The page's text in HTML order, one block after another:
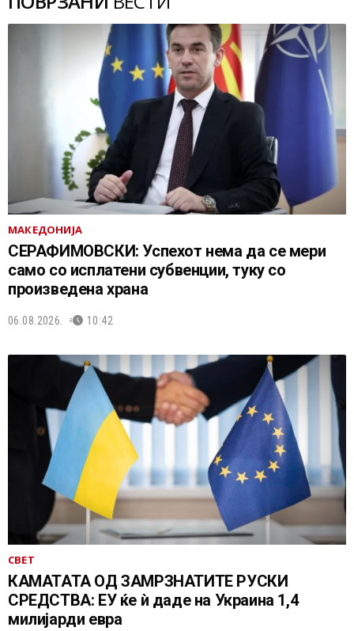
МАКЕДОНИЈА
СЕРАФИМОВСКИ: Успехот нема да се мери
само со исплатени субвенции, туку со
произведена храна
06.08.2026. 10:42
СВЕТ
КАМАТАТА ОД ЗАМРЗНАТИТЕ РУСКИ
СРЕДСТВА: ЕУ ќе ѝ даде на Украина 1,4
милијарди евра